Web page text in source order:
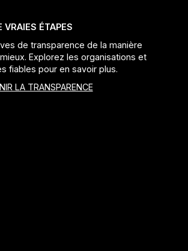
VRAIES ÉTAPES
de transparence de la manière
Explorez les organisations et
fiables pour en savoir plus.
LA TRANSPARENCE